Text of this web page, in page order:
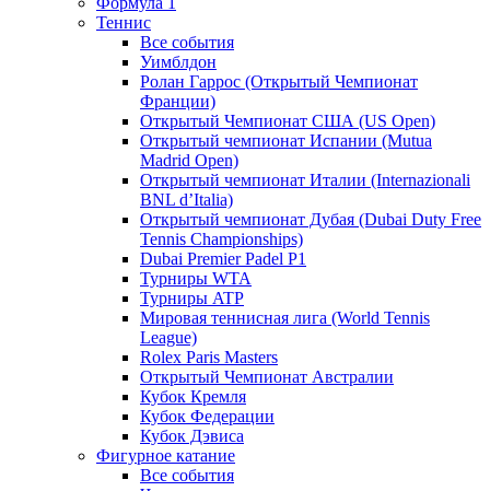
Теннис
Все события
Уимблдон
Ролан Гаррос (Открытый Чемпионат
Франции)
Открытый Чемпионат США (US Open)
Открытый чемпионат Испании (Mutua
Madrid Open)
Открытый чемпионат Италии (Internazionali
BNL d’Italia)
Открытый чемпионат Дубая (Dubai Duty Free
Tennis Championships)
Dubai Premier Padel P1
Турниры WTA
Турниры ATP
Мировая теннисная лига (World Tennis
League)
Rolex Paris Masters
Открытый Чемпионат Австралии
Кубок Кремля
Кубок Федерации
Кубок Дэвиса
Фигурное катание
Все события